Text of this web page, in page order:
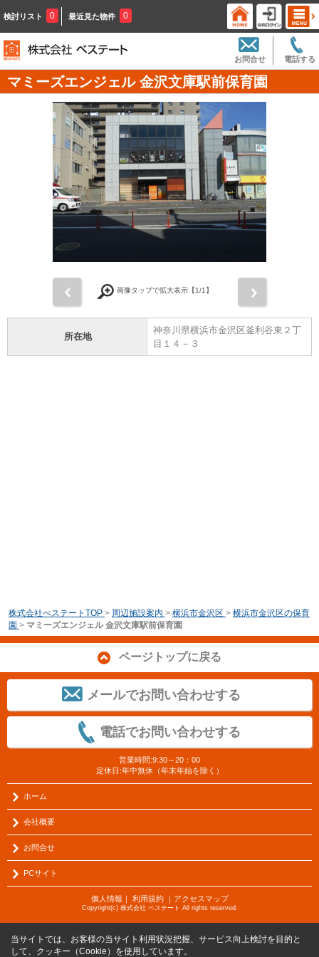
検討リスト 0 最近見た物件 0
電話する
お問合せ
マミーズエンジェル 金沢文庫駅前保育園
画像タップで拡大表示【1/1】
所在地
神奈川県横浜市金沢区釜利谷東２丁
目１４－３
株式会社べステートTOP > 周辺施設案内 > 横浜市金沢区 > 横浜市金沢区の保育
園 > マミーズエンジェル 金沢文庫駅前保育園
ページトップに戻る
メールでお問い合わせする
電話でお問い合わせする
営業時間:9:30～20：00
定休日:年中無休（年末年始を除く）
ホーム
会社概要
お問合せ
PCサイト
個人情報 ｜ 利用規約｜ アクセスマップ
Copyright(c) 株式会社 ベステート All rights reserved.
当サイトでは、お客様の当サイト利用状況把握、サービス向上検討を目的と
して、クッキー（Cookie）を使用しています。